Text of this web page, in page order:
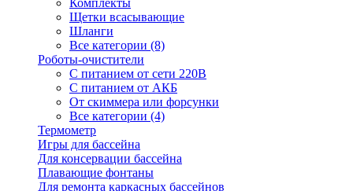
Комплекты
Щетки всасывающие
Шланги
Все категории (8)
Роботы-очистители
С питанием от сети 220В
С питанием от АКБ
От скиммера или форсунки
Все категории (4)
Термометр
Игры для бассейна
Для консервации бассейна
Плавающие фонтаны
Для ремонта каркасных бассейнов